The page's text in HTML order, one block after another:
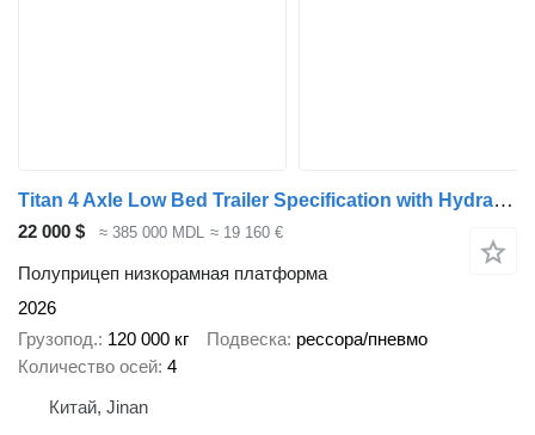
Titan 4 Axle Low Bed Trailer Specification with Hydraulic Ramp
22 000 $ ≈ 385 000 MDL ≈ 19 160 €
Полуприцеп низкорамная платформа
2026
Грузопод. 120 000 кг Подвеска рессора/пневмо
Количество осей 4
Китай, Jinan